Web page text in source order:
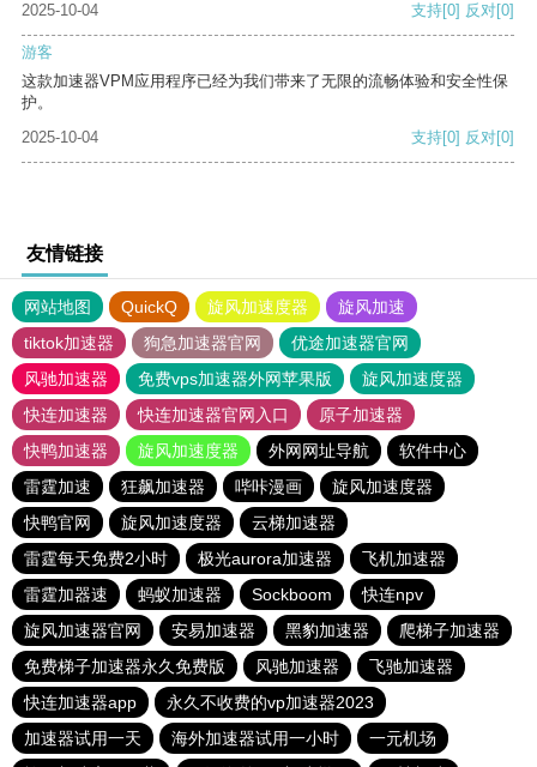
2025-10-04
支持[0] 反对[0]
游客
这款加速器VPM应用程序已经为我们带来了无限的流畅体验和安全性保
护。
2025-10-04
支持[0] 反对[0]
友情链接
网站地图 QuickQ 旋风加速度器
旋风加速
tiktok加速器
狗急加速器官网
优途加速器官网
风驰加速器
免费vps加速器外网苹果版
旋风加速度器
快连加速器
快连加速器官网入口
原子加速器
快鸭加速器
旋风加速度器 外网网址导航
软件中心
雷霆加速
狂飙加速器 哔咔漫画
旋风加速度器
快鸭官网
旋风加速度器
云梯加速器
雷霆每天免费2小时
极光aurora加速器
飞机加速器
雷霆加器速
蚂蚁加速器 Sockboom
快连npv
旋风加速器官网
安易加速器 黑豹加速器
爬梯子加速器
免费梯子加速器永久免费版
风驰加速器
飞驰加速器
快连加速器app
永久不收费的vp加速器2023
加速器试用一天
海外加速器试用一小时
一元机场